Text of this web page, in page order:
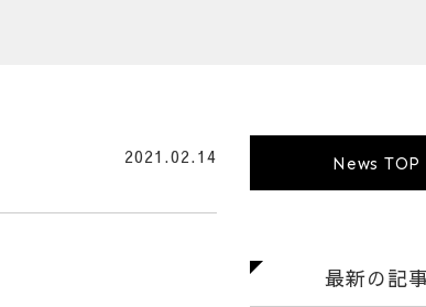
2021.02.14 News TOP
最新の記